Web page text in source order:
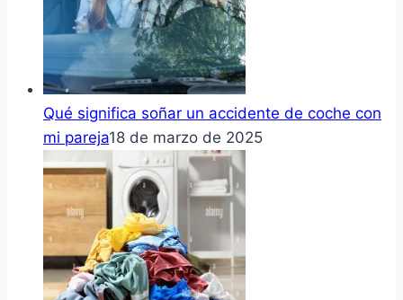
Qué significa soñar un accidente de coche con
mi pareja18 de marzo de 2025